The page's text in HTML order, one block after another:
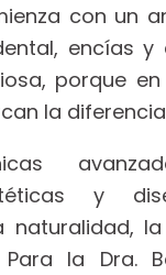
con un
encías y
porque
la
y
naturalidad,
la Dra.